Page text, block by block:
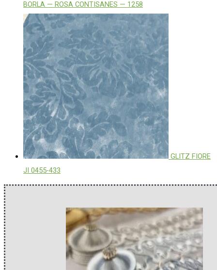
BORLA — ROSA CONTISANES — 1258
GLITZ FIORE
JI 0455-433